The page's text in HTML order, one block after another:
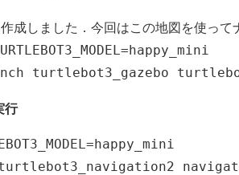
成しました．今回はこの地図を使って
turtlebot3_gazebo
行